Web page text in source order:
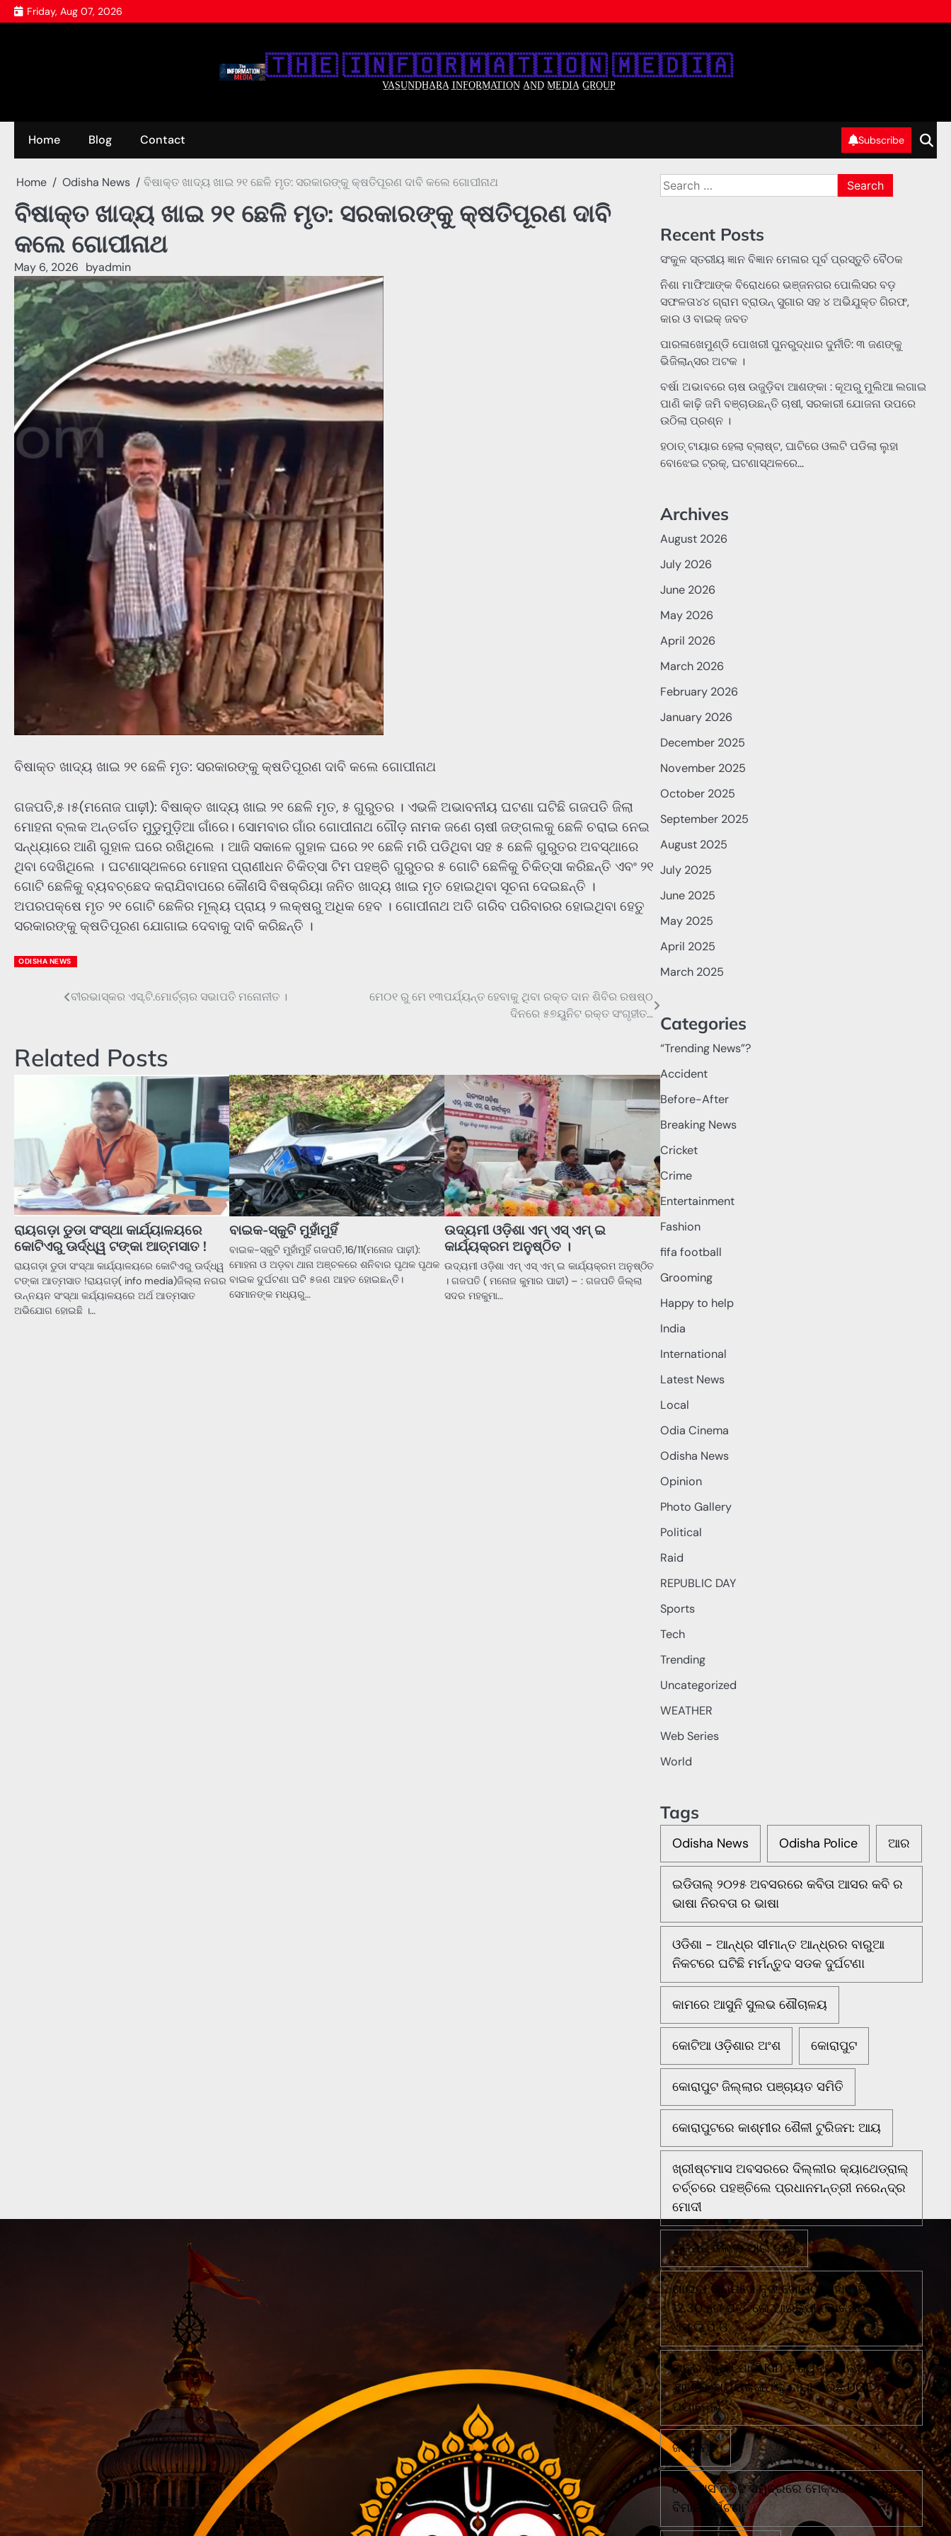
Skip
to
Friday, Aug 07, 2026
🇹‌🇭‌🇪‌ 🇮‌🇳‌🇫‌🇴‌🇷‌🇲‌🇦‌🇹‌🇮‌🇴‌🇳‌ 🇲‌🇪‌🇩‌🇮‌🇦‌
V̲A̲S̲U̲N̲D̲H̲A̲R̲A̲ I̲N̲F̲O̲R̲M̲A̲T̲I̲O̲N̲ A̲N̲D̲ M̲E̲D̲I̲A̲ G̲R̲O̲U̲P̲
Home Blog Contact Subscribe
Home Odisha News ବିଷାକ୍ତ ଖାଦ୍ୟ ଖାଇ ୨୧ ଛେଳି ମୃତ: ସରକାରଙ୍କୁ କ୍ଷତିପୂରଣ ଦାବି କଲେ ଗୋପୀନାଥ
ବିଷାକ୍ତ ଖାଦ୍ୟ ଖାଇ ୨୧ ଛେଳି ମୃତ: ସରକାରଙ୍କୁ କ୍ଷତିପୂରଣ ଦାବି
କଲେ ଗୋପୀନାଥ
May 6, 2026 byadmin
ବିଷାକ୍ତ ଖାଦ୍ୟ ଖାଇ ୨୧ ଛେଳି ମୃତ: ସରକାରଙ୍କୁ କ୍ଷତିପୂରଣ ଦାବି କଲେ ଗୋପୀନାଥ
ଗଜପତି,୫।୫(ମନୋଜ ପାଢ଼ୀ): ବିଷାକ୍ତ ଖାଦ୍ୟ ଖାଇ ୨୧ ଛେଳି ମୃତ, ୫ ଗୁରୁତର । ଏଭଳି ଅଭାବନୀୟ ଘଟଣା ଘଟିଛି ଗଜପତି ଜିଲା
ମୋହନା ବ୍ଲକ ଅନ୍ତର୍ଗତ ମୁଡୁମୁଡ଼ିଆ ଗାଁରେ। ସୋମବାର ଗାଁର ଗୋପୀନାଥ ଗୌଡ଼ ନାମକ ଜଣେ ଚାଷୀ ଜଙ୍ଗଲକୁ ଛେଳି ଚରାଇ ନେଇ
ସନ୍ଧ୍ୟାରେ ଆଣି ଗୁହାଳ ଘରେ ରଖିଥିଲେ । ଆଜି ସକାଳେ ଗୁହାଳ ଘରେ ୨୧ ଛେଳି ମରି ପଡିଥିବା ସହ ୫ ଛେଳି ଗୁରୁତର ଅବସ୍ଥାରେ
ଥିବା ଦେଖିଥିଲେ । ଘଟଣାସ୍ଥଳରେ ମୋହନା ପ୍ରାଣୀଧନ ଚିକିତ୍ସା ଟିମ ପହଞ୍ଚି ଗୁରୁତର ୫ ଗୋଟି ଛେଳିକୁ ଚିକିତ୍ସା କରିଛନ୍ତି ଏବଂ ୨୧
ଗୋଟି ଛେଳିକୁ ବ୍ୟବଚ୍ଛେଦ କରାଯିବାପରେ କୌଣସି ବିଷକ୍ରିୟା ଜନିତ ଖାଦ୍ୟ ଖାଇ ମୃତ ହୋଇଥିବା ସୂଚନା ଦେଇଛନ୍ତି ।
ଅପରପକ୍ଷେ ମୃତ ୨୧ ଗୋଟି ଛେଳିର ମୂଲ୍ୟ ପ୍ରାୟ ୨ ଲକ୍ଷରୁ ଅଧିକ ହେବ । ଗୋପୀନାଥ ଅତି ଗରିବ ପରିବାରର ହୋଇଥିବା ହେତୁ
ସରକାରଙ୍କୁ କ୍ଷତିପୂରଣ ଯୋଗାଇ ଦେବାକୁ ଦାବି କରିଛନ୍ତି ।
ODISHA NEWS
ବୀରଭାସ୍କର ଏସ୍.ଟି.ମୋର୍ଚ୍ଚାର ସଭାପତି ମନୋନୀତ ।
ମେ୦୧ ରୁ ମେ ୧୩ପର୍ଯ୍ୟନ୍ତ ହେବାକୁ ଥିବା ରକ୍ତ ଦାନ ଶିବିର ରଷଷ୍ଠ
ଦିନରେ ୫୭ୟୁନିଟ ରକ୍ତ ସଂଗୃହୀତ…
Related Posts
ରାୟଗଡ଼ା ଡୁଡା ସଂସ୍ଥା କାର୍ଯ୍ୟାଳୟରେ
କୋଟିଏରୁ ଊର୍ଦ୍ଧ୍ୱ ଟଙ୍କା ଆତ୍ମସାତ !
ରାୟଗଡ଼ା ଡୁଡା ସଂସ୍ଥା କାର୍ଯ୍ୟାଳୟରେ କୋଟିଏରୁ ଊର୍ଦ୍ଧ୍ୱ
ଟଙ୍କା ଆତ୍ମସାତ !ରାୟଗଡ଼( info media)ଜିଲ୍ଲା ନଗର
ଉନ୍ନୟନ ସଂସ୍ଥା କର୍ଯ୍ୟାଳୟରେ ଅର୍ଥ ଆତ୍ମସାତ
ଅଭିଯୋଗ ହୋଇଛି ।…
ବାଇକ-ସ୍କୁଟି ମୁହାଁମୁହିଁ
ବାଇକ-ସ୍କୁଟି ମୁହାଁମୁହିଁ ଗଜପତି,16/11(ମନୋଜ ପାଢ଼ୀ):
ମୋହନା ଓ ଅଡ଼ବା ଥାନା ଅଞ୍ଚଳରେ ଶନିବାର ପୃଥକ ପୃଥକ
ବାଇକ ଦୁର୍ଘଟଣା ଘଟି ୫ଜଣ ଆହତ ହୋଇଛନ୍ତି।
ସେମାନଙ୍କ ମଧ୍ୟରୁ…
ଉଦ୍ୟମୀ ଓଡ଼ିଶା ଏମ୍ ଏସ୍ ଏମ୍ ଇ
କାର୍ଯ୍ୟକ୍ରମ ଅନୁଷ୍ଠିତ ।
ଉଦ୍ୟମୀ ଓଡ଼ିଶା ଏମ୍ ଏସ୍ ଏମ୍ ଇ କାର୍ଯ୍ୟକ୍ରମ ଅନୁଷ୍ଠିତ
। ଗଜପତି ( ମନୋଜ କୁମାର ପାଢୀ) – : ଗଜପତି ଜିଲ୍ଲା
ସଦର ମହକୁମା…
Search
for:
Recent Posts
ସଂକୁଳ ସ୍ତରୀୟ ଜ୍ଞାନ ବିଜ୍ଞାନ ମେଳାର ପୂର୍ବ ପ୍ରସ୍ତୁତି ବୈଠକ
ନିଶା ମାଫିଆଙ୍କ ବିରୋଧରେ ଭଞ୍ଜନଗର ପୋଲିସର ବଡ଼
ସଫଳତା୪୪ ଗ୍ରାମ ବ୍ରାଉନ୍ ସୁଗାର ସହ ୪ ଅଭିଯୁକ୍ତ ଗିରଫ,
କାର ଓ ବାଇକ୍ ଜବତ
ପାରଳାଖେମୁଣ୍ଡି ପୋଖରୀ ପୁନରୁଦ୍ଧାର ଦୁର୍ନୀତି: ୩ ଜଣଙ୍କୁ
ଭିଜିଲାନ୍ସର ଅଟକ ।
ବର୍ଷା ଅଭାବରେ ଚାଷ ଉଜୁଡ଼ିବା ଆଶଙ୍କା : କୂଅରୁ ମୁଲିଆ ଲଗାଇ
ପାଣି କାଢ଼ି ଜମି ବଞ୍ଚାଉଛନ୍ତି ଚାଷୀ, ସରକାରୀ ଯୋଜନା ଉପରେ
ଉଠିଲା ପ୍ରଶ୍ନ ।
ହଠାତ୍‌ ଟାୟାର ହେଲା ବ୍ଲାଷ୍ଟ, ଘାଟିରେ ଓଲଟି ପଡିଲା ଲୁହା
ବୋଝେଇ ଟ୍ରକ୍‌, ଘଟଣାସ୍ଥଳରେ…
Archives
August 2026
July 2026
June 2026
May 2026
April 2026
March 2026
February 2026
January 2026
December 2025
November 2025
October 2025
September 2025
August 2025
July 2025
June 2025
May 2025
April 2025
March 2025
Categories
“Trending News”?
Accident
Before-After
Breaking News
Cricket
Crime
Entertainment
Fashion
fifa football
Grooming
Happy to help
India
International
Latest News
Local
Odia Cinema
Odisha News
Opinion
Photo Gallery
Political
Raid
REPUBLIC DAY
Sports
Tech
Trending
Uncategorized
WEATHER
Web Series
World
Tags
Odisha News Odisha Police ଆର
ଇଡିତାଲ୍ ୨୦୨୫ ଅବସରରେ କବିତା ଆସର କବି ର
ଭାଷା ନିରବତା ର ଭାଷା
ଓଡିଶା - ଆନ୍ଧ୍ର ସୀମାନ୍ତ ଆନ୍ଧ୍ରର ବାରୁଆ
ନିକଟରେ ଘଟିଛି ମର୍ମନ୍ତୁଦ ସଡକ ଦୁର୍ଘଟଣା
କାମରେ ଆସୁନି ସୁଲଭ ଶୌଚାଳୟ
କୋଟିଆ ଓଡ଼ିଶାର ଅଂଶ କୋରାପୁଟ
କୋରାପୁଟ ଜିଲ୍ଲାର ପଞ୍ଚାୟତ ସମିତି
କୋରାପୁଟରେ କାଶ୍ମୀର ଶୈଳୀ ଟୁରିଜମ: ଆୟ
ଖ୍ରୀଷ୍ଟମାସ ଅବସରରେ ଦିଲ୍ଲୀର କ୍ୟାଥେଡ୍ରାଲ୍
ଚର୍ଚ୍ଚରେ ପହଞ୍ଚିଲେ ପ୍ରଧାନମନ୍ତ୍ରୀ ନରେନ୍ଦ୍ର
ମୋଦୀ
ଗଜପତି ଜିଲ୍ଲା ପାଇଁ ଦୁଃଖ
ଗାଇବା ଗ୍ରାମରେ ଦୁଇ ଗୋଷ୍ଠୀ ମୁହାଁ ମୁହିଁରାତି
12.30 ରେ ପହଁଚିଲେ ଆରକ୍ଷୀ ଅଧିକ୍ଷକ ଏବଂ
ଏସ ଡି ପି ଓ
ଛାତ୍ର ମୃତ୍ୟୁ ପାଇଁ KIIT ବିଶ୍ୱବିଦ୍ୟାଳୟର
'ଅବୈଧ କାର୍ଯ୍ୟକଳାପ'କୁ ଦାୟୀ କରିଛି UGC
ପ୍ୟାନେଲ
ଜଣେ ମୃତ
ଟେକ୍ସାସ ନିକଟ ସମୁଦ୍ରରେ ମେକ୍ସିକୋ ନୌସେନା
ବିମାନ ଦୁର୍ଘଟଣା